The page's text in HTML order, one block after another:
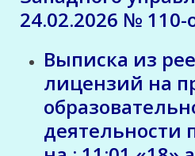
24.02.2026 № 110-
Выписка из
лицензий на
деятельности